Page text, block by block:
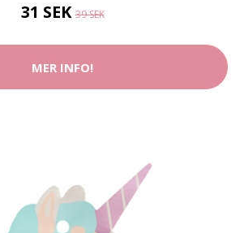
31 SEK39 SEK
MER INFO!